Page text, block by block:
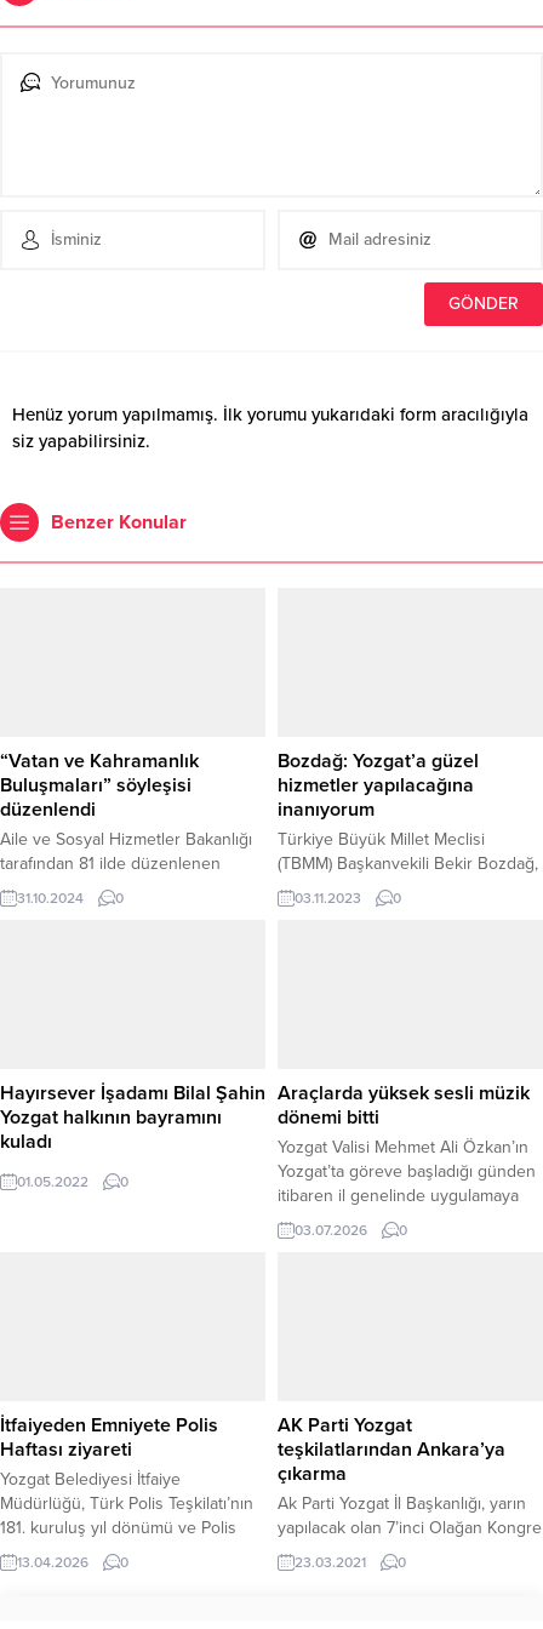
Henüz yorum yapılmamış. İlk yorumu yukarıdaki form aracılığıyla
siz yapabilirsiniz.
Benzer Konular
“Vatan ve Kahramanlık
Buluşmaları” söyleşisi
düzenlendi
Aile ve Sosyal Hizmetler Bakanlığı
tarafından 81 ilde düzenlenen
“Vatan ve Kahramanlık Buluşmaları”
etkinlikleri kapsamında, Yozgat Aile
31.10.2024 0
Bozdağ: Yozgat’a güzel
hizmetler yapılacağına
inanıyorum
Türkiye Büyük Millet Meclisi
(TBMM) Başkanvekili Bekir Bozdağ,
Yozgat Valisi Mehmet Ali Özkan’ı
ziyaret ederek, Yozgat'a değer
inancını dile getirdi.
03.11.2023 0
Hayırsever İşadamı Bilal Şahin
Yozgat halkının bayramını
kuladı
01.05.2022 0
Araçlarda yüksek sesli müzik
dönemi bitti
Yozgat Valisi Mehmet Ali Özkan’ın
Yozgat’ta göreve başladığı günden
itibaren il genelinde uygulamaya
koyduğu çevreyi rahatsız edici
yüksek sesle müzik dinlemek ülke
yürürlüğe girdi. Düzenleme
kapsamında seyir halindeyken
video...
03.07.2026 0
İtfaiyeden Emniyete Polis
Haftası ziyareti
Yozgat Belediyesi İtfaiye
Müdürlüğü, Türk Polis Teşkilatı’nın
181. kuruluş yıl dönümü ve Polis
Haftası dolayısıyla Yozgat İl Emniyet
Müdürlüğü’ne anlamlı bir ziyaret
13.04.2026 0
AK Parti Yozgat
teşkilatlarından Ankara’ya
çıkarma
Ak Parti Yozgat İl Başkanlığı, yarın
yapılacak olan 7’inci Olağan Kongre
için Ankara'ya çıkarma yapacak.
23.03.2021 0